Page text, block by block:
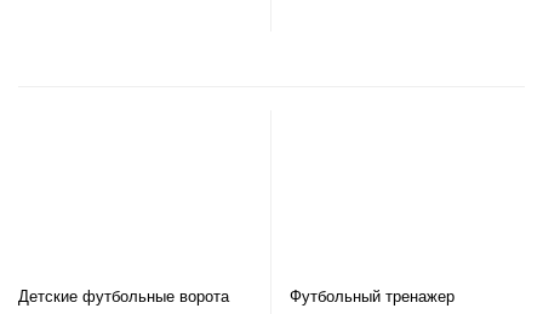
Детские футбольные ворота Футбольный тренажер